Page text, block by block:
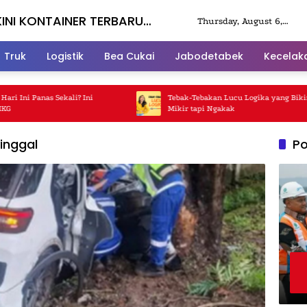
KONTAINER TERBARU
Thursday, August 6,
Truk Logistik Bea Cukai Jabodetabek
Panas Sekali? Ini
Tebak-Tebakan Lucu Logika yang Bikin
Mikir tapi Ngakak